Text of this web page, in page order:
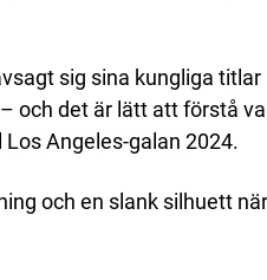
sig sina kungliga titlar
och det är lätt att förstå
Angeles-galan 2024.
och en slank silhuett